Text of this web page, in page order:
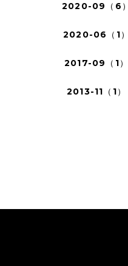
2020-09（6）
2020-06（1）
2017-09（1）
2013-11（1）